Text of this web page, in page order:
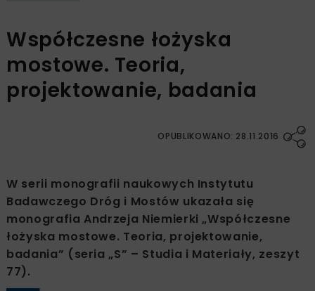
Współczesne łożyska
mostowe. Teoria,
projektowanie, badania
OPUBLIKOWANO: 28.11.2016
W serii monografii naukowych Instytutu
Badawczego Dróg i Mostów ukazała się
monografia Andrzeja Niemierki „Współczesne
łożyska mostowe. Teoria, projektowanie,
badania” (seria „S” – Studia i Materiały, zeszyt
77).